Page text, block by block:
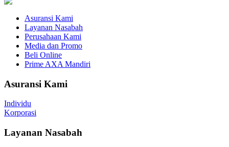
Asuransi Kami
Layanan Nasabah
Perusahaan Kami
Media dan Promo
Beli Online
Prime AXA Mandiri
Asuransi Kami
Individu
Korporasi
Layanan Nasabah